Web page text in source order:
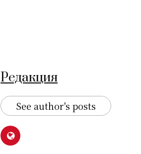
Редакция
See author's posts